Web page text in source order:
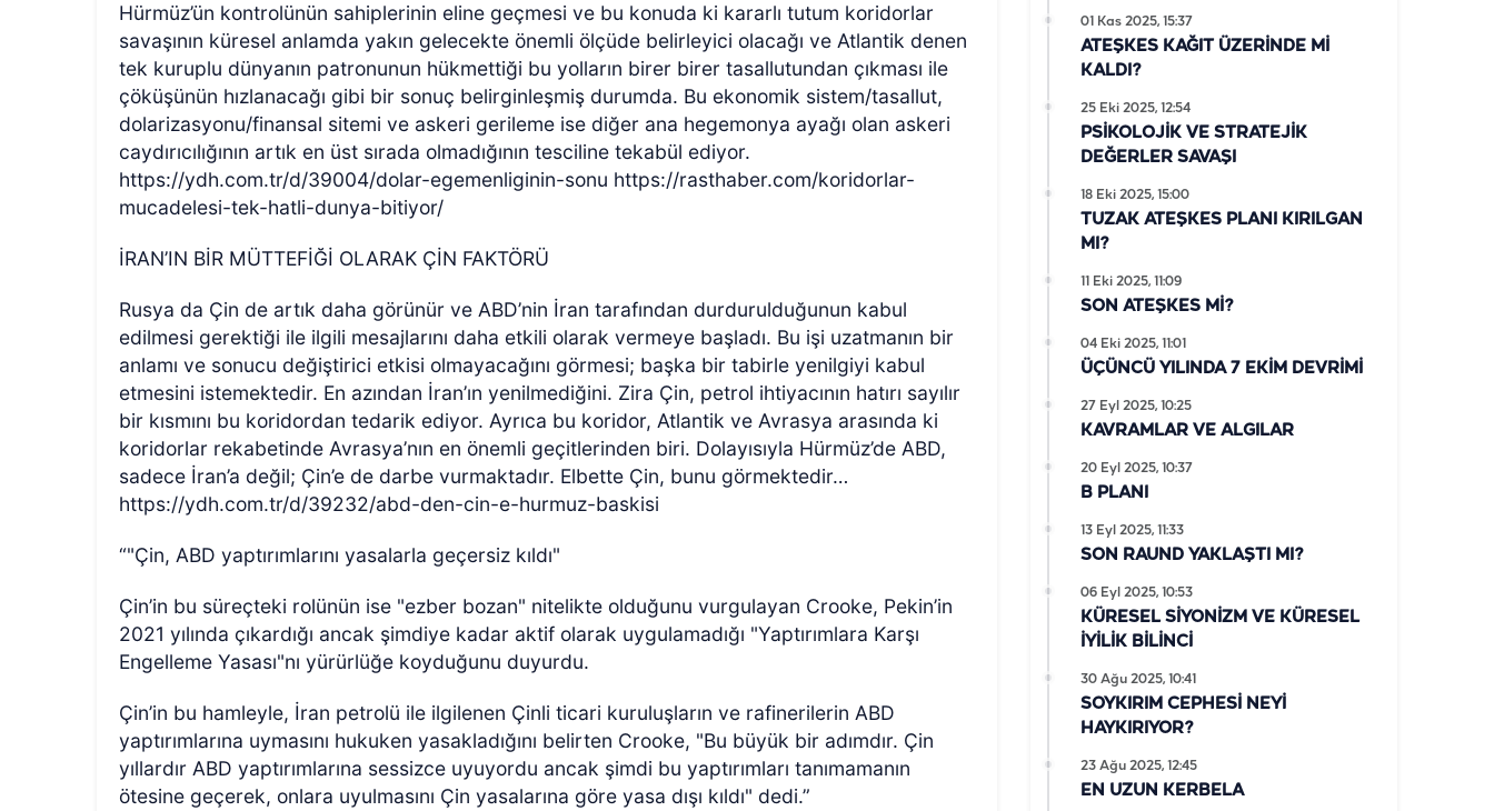
Hürmüz’ün kontrolünün sahiplerinin eline geçmesi ve bu konuda ki kararlı tutum koridorlar
savaşının küresel anlamda yakın gelecekte önemli ölçüde belirleyici olacağı ve Atlantik denen
tek kuruplu dünyanın patronunun hükmettiği bu yolların birer birer tasallutundan çıkması ile
çöküşünün hızlanacağı gibi bir sonuç belirginleşmiş durumda. Bu ekonomik sistem/tasallut,
dolarizasyonu/finansal sitemi ve askeri gerileme ise diğer ana hegemonya ayağı olan askeri
caydırıcılığının artık en üst sırada olmadığının tesciline tekabül ediyor.
https://ydh.com.tr/d/39004/dolar-egemenliginin-sonu https://rasthaber.com/koridorlar-
mucadelesi-tek-hatli-dunya-bitiyor/
İRAN’IN BİR MÜTTEFİĞİ OLARAK ÇİN FAKTÖRÜ
Rusya da Çin de artık daha görünür ve ABD’nin İran tarafından durdurulduğunun kabul
edilmesi gerektiği ile ilgili mesajlarını daha etkili olarak vermeye başladı. Bu işi uzatmanın bir
anlamı ve sonucu değiştirici etkisi olmayacağını görmesi; başka bir tabirle yenilgiyi kabul
etmesini istemektedir. En azından İran’ın yenilmediğini. Zira Çin, petrol ihtiyacının hatırı sayılır
bir kısmını bu koridordan tedarik ediyor. Ayrıca bu koridor, Atlantik ve Avrasya arasında ki
koridorlar rekabetinde Avrasya’nın en önemli geçitlerinden biri. Dolayısıyla Hürmüz’de ABD,
sadece İran’a değil; Çin’e de darbe vurmaktadır. Elbette Çin, bunu görmektedir…
https://ydh.com.tr/d/39232/abd-den-cin-e-hurmuz-baskisi
“"Çin, ABD yaptırımlarını yasalarla geçersiz kıldı"
Çin’in bu süreçteki rolünün ise "ezber bozan" nitelikte olduğunu vurgulayan Crooke, Pekin’in
2021 yılında çıkardığı ancak şimdiye kadar aktif olarak uygulamadığı "Yaptırımlara Karşı
Engelleme Yasası"nı yürürlüğe koyduğunu duyurdu.
Çin’in bu hamleyle, İran petrolü ile ilgilenen Çinli ticari kuruluşların ve rafinerilerin ABD
yaptırımlarına uymasını hukuken yasakladığını belirten Crooke, "Bu büyük bir adımdır. Çin
yıllardır ABD yaptırımlarına sessizce uyuyordu ancak şimdi bu yaptırımları tanımamanın
ötesine geçerek, onlara uyulmasını Çin yasalarına göre yasa dışı kıldı" dedi.”
ATEŞKES KAĞIT ÜZERİNDE Mİ
KALDI?
01 Kas 2025, 15:37
PSİKOLOJİK VE STRATEJİK
DEĞERLER SAVAŞI
25 Eki 2025, 12:54
TUZAK ATEŞKES PLANI KIRILGAN
MI?
18 Eki 2025, 15:00
SON ATEŞKES Mİ?
11 Eki 2025, 11:09
ÜÇÜNCÜ YILINDA 7 EKİM DEVRİMİ
04 Eki 2025, 11:01
KAVRAMLAR VE ALGILAR
27 Eyl 2025, 10:25
B PLANI
20 Eyl 2025, 10:37
SON RAUND YAKLAŞTI MI?
13 Eyl 2025, 11:33
KÜRESEL SİYONİZM VE KÜRESEL
İYİLİK BİLİNCİ
06 Eyl 2025, 10:53
SOYKIRIM CEPHESİ NEYİ
HAYKIRIYOR?
30 Ağu 2025, 10:41
EN UZUN KERBELA
23 Ağu 2025, 12:45